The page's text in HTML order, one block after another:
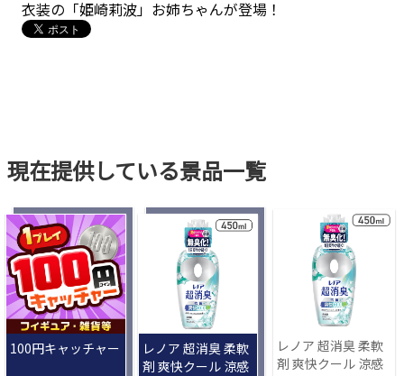
衣装の「姫崎莉波」お姉ちゃんが登場！
現在提供している景品一覧
100円キャッチャー
レノア 超消臭 柔軟
剤 爽快クール 涼感
レノア 超消臭 柔軟
剤 爽快クール 涼感